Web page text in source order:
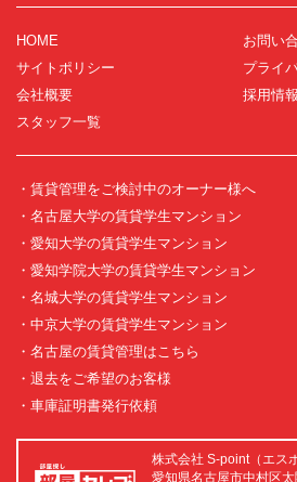
HOME
お問い
サイトポリシー
プライ
会社概要
採用情報
スタッフ一覧
・賃貸管理をご検討中のオーナー様へ
・名古屋大学の賃貸学生マンション
・愛知大学の賃貸学生マンション
・愛知学院大学の賃貸学生マンション
・名城大学の賃貸学生マンション
・中京大学の賃貸学生マンション
・名古屋の賃貸管理はこちら
・退去をご希望のお客様
・車庫証明書発行依頼
株式会社 S-point（エス
愛知県名古屋市中村区